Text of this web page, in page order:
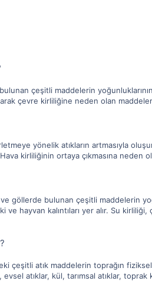
çeşitli maddelerin
çevre kirliliğine neden olan
yönelik atıkların artmasıyla
kirliliğinin ortaya çıkmasına
göllerde bulunan çeşitli maddelerin
hayvan kalıntıları yer alır. Su
çeşitli atık maddelerin toprağın
evsel atıklar, kül, tarımsal atıklar,